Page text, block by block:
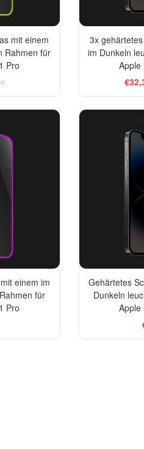
mit einem
Rahmen für
Pro
3x
im Dunkeln
Apple
einem im
für
Pro
Gehärtetes
Dunkeln
Apple